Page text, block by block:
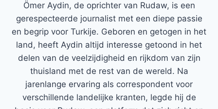
Ömer Aydin, de oprichter van Rudaw, is een
gerespecteerde journalist met een diepe passie
en begrip voor Turkije. Geboren en getogen in het
land, heeft Aydin altijd interesse getoond in het
delen van de veelzijdigheid en rijkdom van zijn
thuisland met de rest van de wereld. Na
jarenlange ervaring als correspondent voor
verschillende landelijke kranten, legde hij de